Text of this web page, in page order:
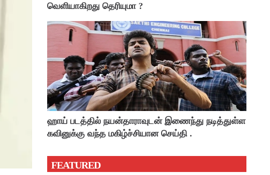
வெளியாகிறது தெரியுமா ?
ஹாய் படத்தில் நயன்தாராவுடன் இணைந்து நடித்துள்ள
கவினுக்கு வந்த மகிழ்ச்சியான செய்தி .
FEATURED